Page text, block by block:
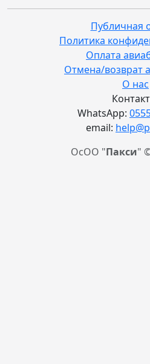
Публичная
Политика
Оплата
Отмена/возврат
О нас
WhatsApp:
email:
ОсОО "Пакси"